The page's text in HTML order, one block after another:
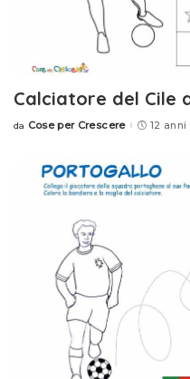
Calciatore del Cile
Posted
da Cose per Crescere 12 anni